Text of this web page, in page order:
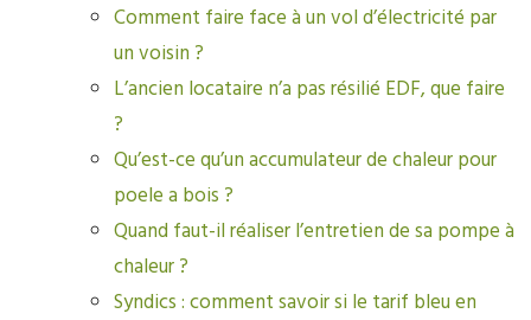
Comment faire face à un vol d’électricité par
un voisin ?
L’ancien locataire n’a pas résilié EDF, que faire
?
Qu’est-ce qu’un accumulateur de chaleur pour
poele a bois ?
Quand faut-il réaliser l’entretien de sa pompe à
chaleur ?
Syndics : comment savoir si le tarif bleu en